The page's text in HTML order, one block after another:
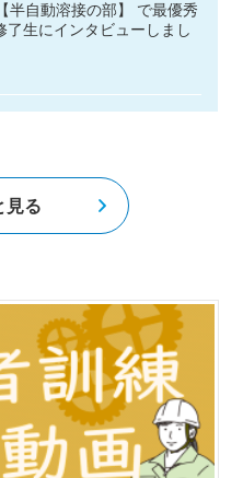
半自動溶接の部】 で最優秀
生にインタビューしまし
見る